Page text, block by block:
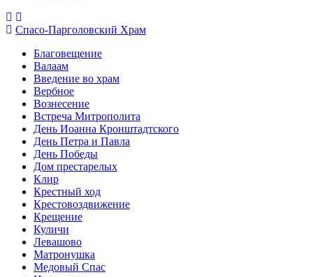
Спасо-Парголовский Храм
Благовещение
Валаам
Введение во храм
Вербное
Вознесение
Встреча Митрополита
День Иоанна Кронштадтского
День Петра и Павла
День Победы
Дом престарелых
Клир
Крестный ход
Крестовоздвижение
Крещение
Куличи
Левашово
Матронушка
Медовый Спас